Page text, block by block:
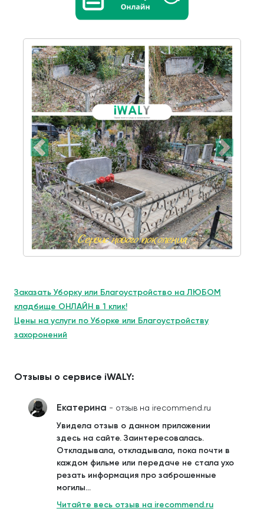
Заказать Уборку или Благоустройство на ЛЮБОМ
кладбище ОНЛАЙН в 1 клик!
Цены на услуги по Уборке или Благоустройству
захоронений
Отзывы о сервисе iWALY:
Екатерина - отзыв на irecommend.ru
Увидела отзыв о данном приложении
здесь на сайте. Заинтересовалась.
Откладывала, откладывала, пока почти в
каждом фильме или передаче не стала ухо
резать информация про заброшенные
могилы...
Читайте весь отзыв на irecommend.ru